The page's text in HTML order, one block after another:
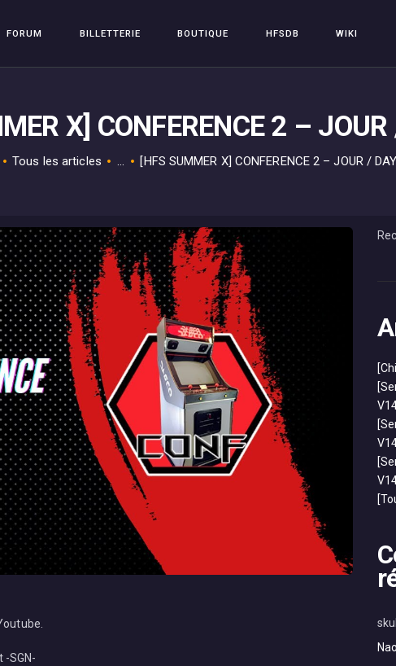
FORUM BILLETTERIE BOUTIQUE HFSDB WIKI
X] CONFERENCE 2 –
Tous les articles ... [HFS SUMMER X] CONFERENCE 2 – JOUR /
HFSPLAY
HFSDB
WIKI
SGN-